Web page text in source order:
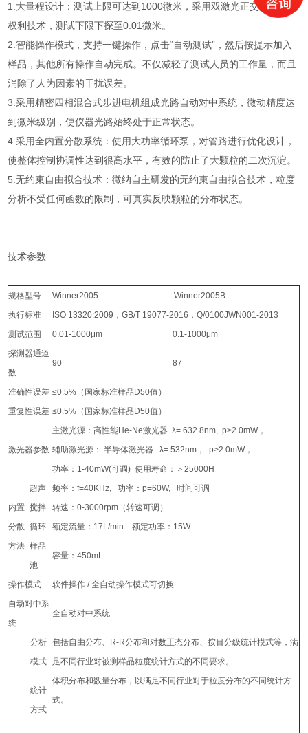
1.大量程设计：测试上限可达到1000微米，采用双激光正交光束专项
权利技术，测试下限下探至0.01微米。
2.智能操作模式，支持一键操作，点击“自动测试”，然后按提示加入
样品，其他所有操作自动完成。不仅减轻了测试人员的工作量，而且
消除了人为因素的干扰误差。
3.采用精密四相混合式步进电机组成光路自动对中系统，微动精度达
到微米级别，使仪器光路始终处于正常状态。
4.采用全内置分散系统：使用大功率循环泵，对管路进行优化设计，
使整体控制协调性达到很高水平，有效的防止了大颗粒的二次沉淀。
5.无约束自由拟合技术：微纳自主研发的无约束自由拟合技术，粒度
分析不受任何函数的限制，可真实反映颗粒的分布状态。
技术参数
规格型号 Winner2005
Winner2005B
执行标准
ISO 13320:2009，GB/T 19077-2016，Q/0100JWN001-2013
测试范围
0.01-1000μm
0.1-1000μm
探测器通道
数
90 87
准确性误差 ≤0.5%（国家标准样品D50值）
重复性误差 ≤0.5%（国家标准样品D50值）
激光器参数
主激光源：高性能He-Ne激光器 λ= 632.8nm, p>2.0mW，
辅助激光源： 半导体激光器 λ= 532nm， p>2.0mW，
功率：1-40mW(可调) 使用寿命：＞25000H
内置
分散
方法
超声
频率：f=40KHz, 功率：p=60W, 时间可调
搅拌
转速：0-3000rpm（转速可调）
循环
额定流量：17L/min 额定功率：15W
样品
池
容量：450mL
操作模式
软件操作 / 全自动操作模式可切换
自动对中系
统
全自动对中系统
分析
模式
包括自由分布、R-R分布和对数正态分布、按目分级统计模式等，满
足不同行业对被测样品粒度统计方式的不同要求。
统计
方式
体积分布和数量分布，以满足不同行业对于粒度分布的不同统计方
式。